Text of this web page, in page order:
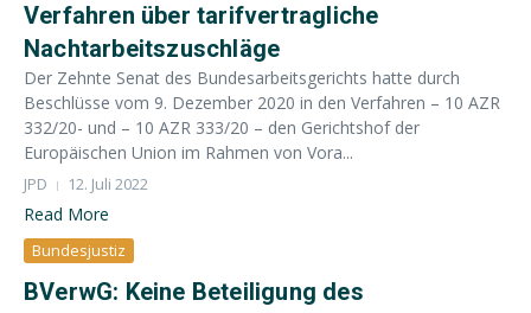
Verfahren über tarifvertragliche
Nachtarbeitszuschläge
Der Zehnte Senat des Bundesarbeitsgerichts hatte durch
Beschlüsse vom 9. Dezember 2020 in den Verfahren – 10 AZR
332/20- und – 10 AZR 333/20 – den Gerichtshof der
Europäischen Union im Rahmen von Vora...
JPD 12. Juli 2022
Read More
Bundesjustiz
BVerwG: Keine Beteiligung des